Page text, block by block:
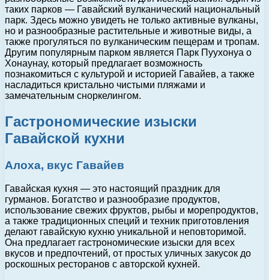
таких парков — Гавайский вулканический национальный
парк. Здесь можно увидеть не только активные вулканы,
но и разнообразные растительные и животные виды, а
также прогуляться по вулканическим пещерам и тропам.
Другим популярным парком является Парк Пуухонуа о
Хонаунау, который предлагает возможность
познакомиться с культурой и историей Гавайев, а также
насладиться кристально чистыми пляжами и
замечательным сноркелингом.
Гастрономические изыски
Гавайской кухни
Алоха, вкус Гавайев
Гавайская кухня — это настоящий праздник для
гурманов. Богатство и разнообразие продуктов,
использование свежих фруктов, рыбы и морепродуктов,
а также традиционных специй и техник приготовления
делают гавайскую кухню уникальной и неповторимой.
Она предлагает гастрономические изыски для всех
вкусов и предпочтений, от простых уличных закусок до
роскошных ресторанов с авторской кухней.